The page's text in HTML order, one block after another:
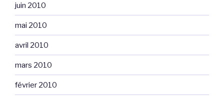
juin 2010
mai 2010
avril 2010
mars 2010
février 2010